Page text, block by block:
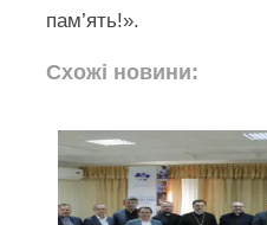
пам’ять!».
Схожі новини: